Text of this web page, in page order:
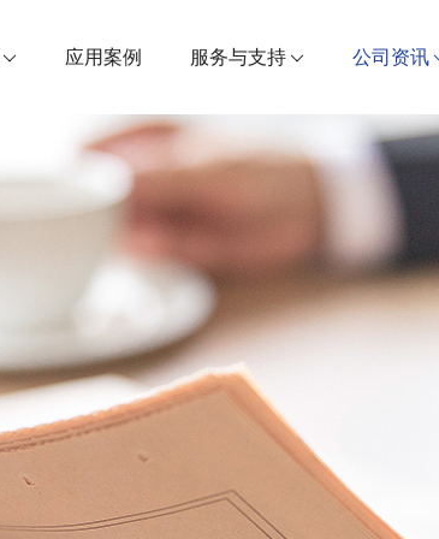
应用案例 服务与支持 公司资讯